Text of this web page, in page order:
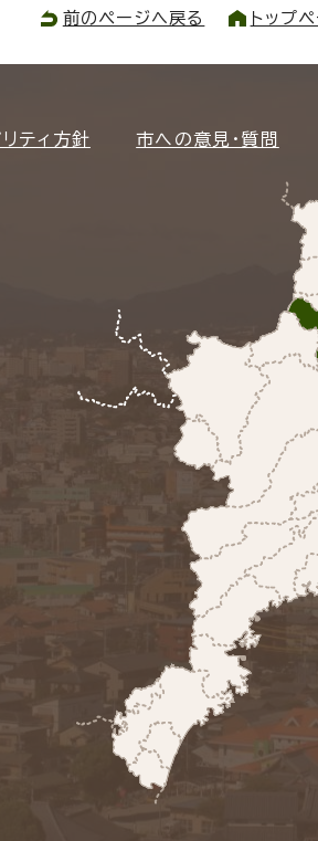
前のページへ戻る トップ
ティ方針 市への意見・質問